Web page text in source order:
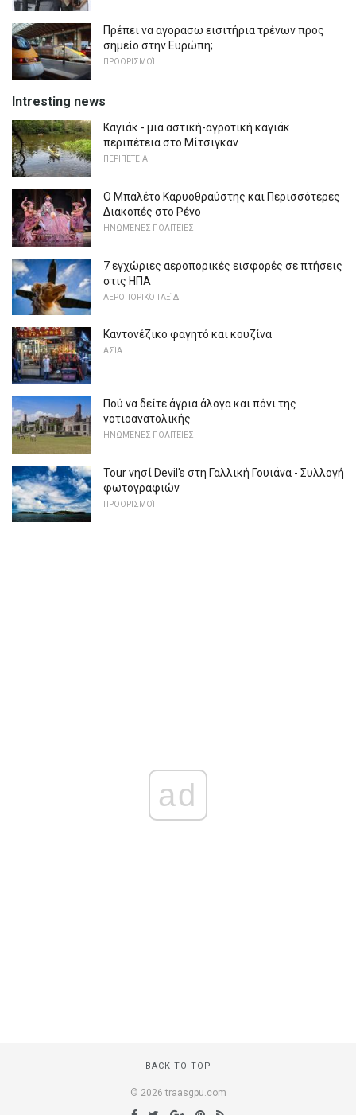
Πρέπει να αγοράσω εισιτήρια τρένων προς
σημείο στην Ευρώπη;
ΠΡΟΟΡΙΣΜΟΊ
Intresting news
Καγιάκ - μια αστική-αγροτική καγιάκ
περιπέτεια στο Μίτσιγκαν
ΠΕΡΙΠΈΤΕΙΑ
Ο Μπαλέτο Καρυοθραύστης και Περισσότερες
Διακοπές στο Ρένο
ΗΝΩΜΈΝΕΣ ΠΟΛΙΤΕΊΕΣ
7 εγχώριες αεροπορικές εισφορές σε πτήσεις
στις ΗΠΑ
ΑΕΡΟΠΟΡΙΚΌ ΤΑΞΊΔΙ
Καντονέζικο φαγητό και κουζίνα
ΑΣΊΑ
Πού να δείτε άγρια ​​άλογα και πόνι της
νοτιοανατολικής
ΗΝΩΜΈΝΕΣ ΠΟΛΙΤΕΊΕΣ
Tour νησί Devil's στη Γαλλική Γουιάνα - Συλλογή
φωτογραφιών
ΠΡΟΟΡΙΣΜΟΊ
ad
BACK TO TOP
© 2026 traasgpu.com